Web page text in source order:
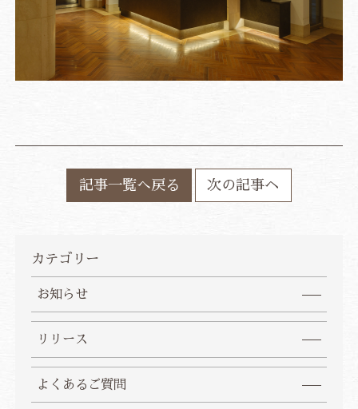
記事一覧へ戻る 次の記事ヘ
カテゴリー
お知らせ
リリース
よくあるご質問